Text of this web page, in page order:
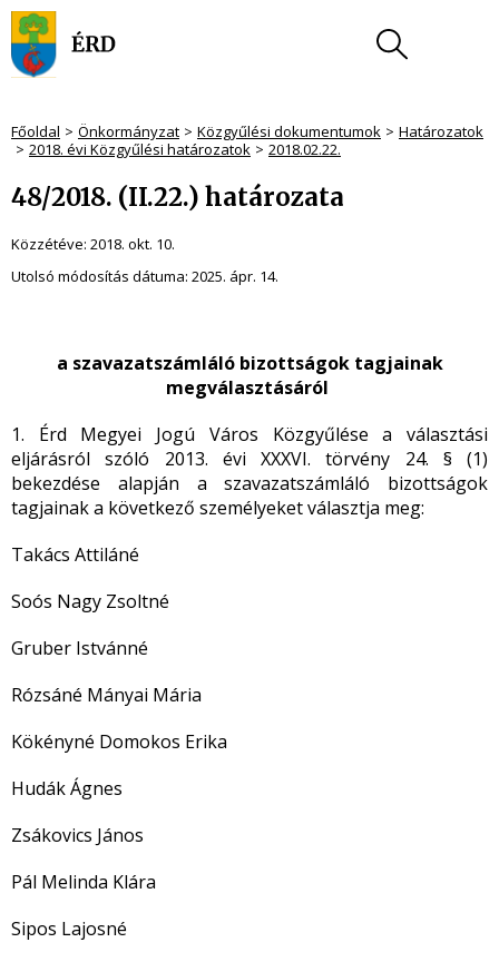
Főoldal Önkormányzat Közgyűlési dokumentumok
Határozatok
2018. évi Közgyűlési határozatok
2018.02.22.
48/2018. (II.22.) határozata
Közzétéve: 2018. okt. 10.
Utolsó módosítás dátuma: 2025. ápr. 14.
a szavazatszámláló bizottságok tagjainak
megválasztásáról
1. Érd Megyei Jogú Város Közgyűlése a választási
eljárásról szóló 2013. évi XXXVI. törvény 24. § (1)
bekezdése alapján a szavazatszámláló bizottságok
tagjainak a következő személyeket választja meg:
Takács Attiláné
Soós Nagy Zsoltné
Gruber Istvánné
Rózsáné Mányai Mária
Kökényné Domokos Erika
Hudák Ágnes
Zsákovics János
Pál Melinda Klára
Sipos Lajosné